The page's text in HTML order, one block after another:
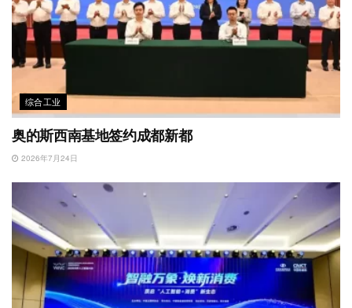
综合工业
奥的斯西南基地签约成都新都
2026年7月24日